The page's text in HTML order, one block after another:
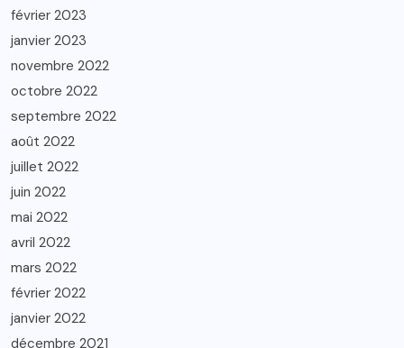
février 2023
janvier 2023
novembre 2022
octobre 2022
septembre 2022
août 2022
juillet 2022
juin 2022
mai 2022
avril 2022
mars 2022
février 2022
janvier 2022
décembre 2021